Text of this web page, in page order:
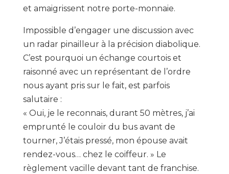
et amaigrissent notre porte-monnaie.
Impossible d’engager une discussion avec
un radar pinailleur à la précision diabolique.
C’est pourquoi un échange courtois et
raisonné avec un représentant de l’ordre
nous ayant pris sur le fait, est parfois
salutaire :
« Oui, je le reconnais, durant 50 mètres, j’ai
emprunté le couloir du bus avant de
tourner, J’étais pressé, mon épouse avait
rendez-vous… chez le coiffeur. » Le
règlement vacille devant tant de franchise.